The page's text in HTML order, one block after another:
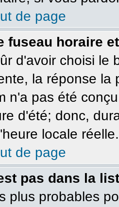
de page
fuseau horaire
d'avoir choisi le
la réponse la
n'a pas été
d'été; donc,
locale réelle.
de page
pas dans la
plus probables